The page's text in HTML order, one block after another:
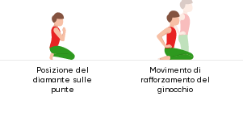
Posizione del
diamante sulle
punte
Movimento di
rafforzamento del
ginocchio